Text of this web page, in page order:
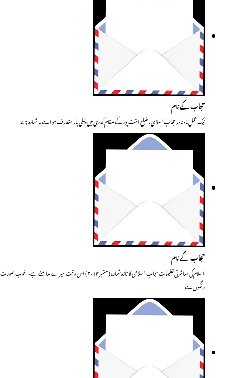
حجاب کے نام
نیک عمل ماہ نامہ حجاب اسلای، ضلع اننت پور کے مقام کدری میں پہلی بار متعارف ہوا ہے۔ شمارہ پسند…
حجاب کے نام
اسلام کی معاشرتی تعلیمات حجابِ اسلامی کا تازہ شمارہ (ستمبر ۲۰۱۴) اس وقت میرے سامنے ہے۔ خوب صورت
رنگوں سے…